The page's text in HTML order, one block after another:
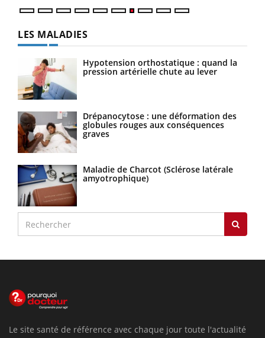
LES MALADIES
Hypotension orthostatique : quand la
pression artérielle chute au lever
Drépanocytose : une déformation des
globules rouges aux conséquences
graves
Maladie de Charcot (Sclérose latérale
amyotrophique)
Le site santé de référence avec chaque jour toute l'actualité